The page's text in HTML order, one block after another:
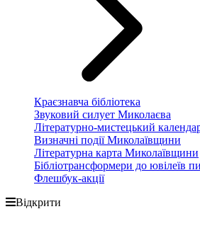
Краєзнавча бібліотека
Звуковий силует Миколаєва
Літературно-мистецький
Визначні події Миколаївщини
Літературна карта Миколаївщини
Бібліотрансформери до ювілеїв
Флешбук-акції
Відкрити